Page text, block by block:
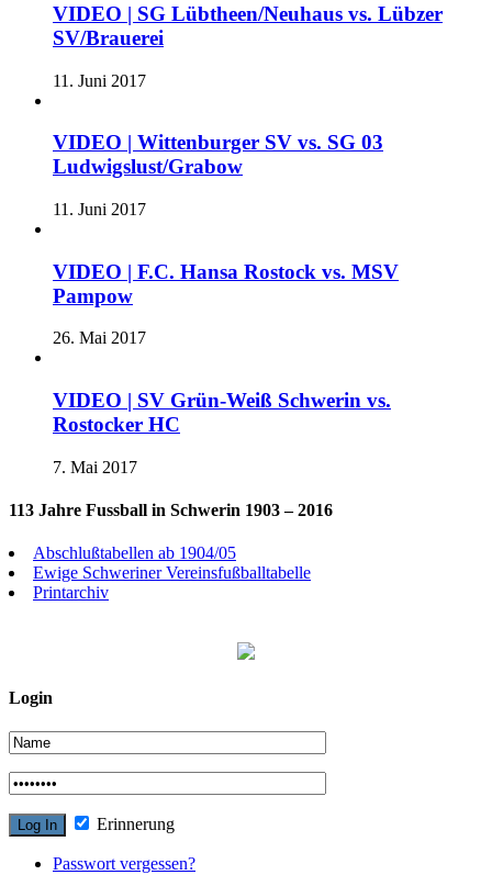
VIDEO | SG Lübtheen/Neuhaus vs. Lübzer
SV/Brauerei
11. Juni 2017
VIDEO | Wittenburger SV vs. SG 03
Ludwigslust/Grabow
11. Juni 2017
VIDEO | F.C. Hansa Rostock vs. MSV
Pampow
26. Mai 2017
VIDEO | SV Grün-Weiß Schwerin vs.
Rostocker HC
7. Mai 2017
113 Jahre Fussball in Schwerin 1903 – 2016
Abschlußtabellen ab 1904/05
Ewige Schweriner Vereinsfußballtabelle
Printarchiv
Login
Erinnerung
Passwort vergessen?